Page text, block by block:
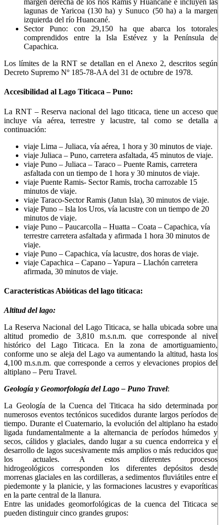
margen derecha de los ríos Ramis y Huancané e incluyen las
lagunas de Yaricoa (130 ha) y Sunuco (50 ha) a la margen
izquierda del río Huancané.
Sector Puno: con 29,150 ha que abarca los totorales
comprendidos entre la Isla Estévez y la Península de
Capachica.
Los límites de la RNT se detallan en el Anexo 2, descritos según
Decreto Supremo Nº 185-78-AA del 31 de octubre de 1978.
Accesibilidad al Lago Titicaca – Puno:
La RNT – Reserva nacional del lago titicaca, tiene un acceso que
incluye vía aérea, terrestre y lacustre, tal como se detalla a
continuación:
viaje Lima – Juliaca, vía aérea, 1 hora y 30 minutos de viaje.
viaje Juliaca – Puno, carretera asfaltada, 45 minutos de viaje.
viaje Puno – Juliaca – Taraco – Puente Ramis, carretera
asfaltada con un tiempo de 1 hora y 30 minutos de viaje.
viaje Puente Ramis- Sector Ramis, trocha carrozable 15
minutos de viaje.
viaje Taraco-Sector Ramis (Jatun Isla), 30 minutos de viaje.
viaje Puno – Isla los Uros, vía lacustre con un tiempo de 20
minutos de viaje.
viaje Puno – Paucarcolla – Huatta – Coata – Capachica, vía
terrestre carretera asfaltada y afirmada 1 hora 30 minutos de
viaje.
viaje Puno – Capachica, vía lacustre, dos horas de viaje.
viaje Capachica – Capano – Yapura – Llachón carretera
afirmada, 30 minutos de viaje.
Características Abióticas del lago titicaca:
Altitud del lago:
La Reserva Nacional del Lago Titicaca, se halla ubicada sobre una
altitud promedio de 3,810 m.s.n.m. que corresponde al nivel
histórico del Lago Titicaca. En la zona de amortiguamiento,
conforme uno se aleja del Lago va aumentando la altitud, hasta los
4,100 m.s.n.m. que corresponde a cerros y elevaciones propios del
altiplano – Peru Travel.
Geología y Geomorfología del Lago – Puno Travel:
La Geología de la Cuenca del Titicaca ha sido determinada por
numerosos eventos tectónicos sucedidos durante largos períodos de
tiempo. Durante el Cuaternario, la evolución del altiplano ha estado
ligada fundamentalmente a la alternancia de períodos húmedos y
secos, cálidos y glaciales, dando lugar a su cuenca endorreica y el
desarrollo de lagos sucesivamente más amplios o más reducidos que
los actuales. A estos diferentes procesos
hidrogeológicos corresponden los diferentes depósitos desde
morrenas glaciales en las cordilleras, a sedimentos fluviátiles entre el
piedemonte y la planicie, y las formaciones lacustres y evaporíticas
en la parte central de la llanura.
Entre las unidades geomorfológicas de la cuenca del Titicaca se
pueden distinguir cinco grandes grupos: